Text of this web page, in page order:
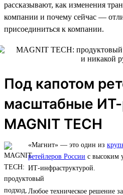
рассказывают, как изменения
компании и почему сейчас —
присоединиться к компании.
Под капотом
масштабные
MAGNIT TECH
«Магнит» — это один из
ретейлеров России с высоким
ИТ-инфраструктурой.
Любое техническое решение